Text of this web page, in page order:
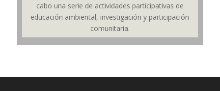
cabo una serie de actividades participativas de
educación ambiental, investigación y participación
comunitaria.